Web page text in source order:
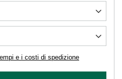
e i costi di spedizione